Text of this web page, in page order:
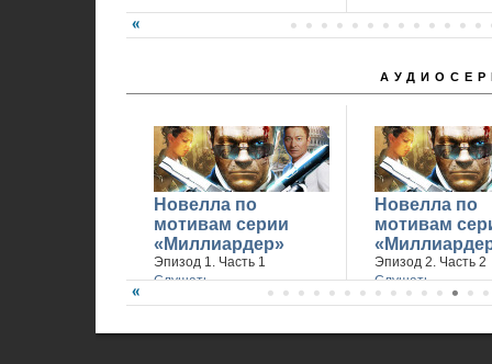
Новелла по
мотивам серии
«Миллиардер»
Эпизод 1. Часть 1
Слушать
Новелла по
мотивам
Эпизод 2. Часть 2
Слушать